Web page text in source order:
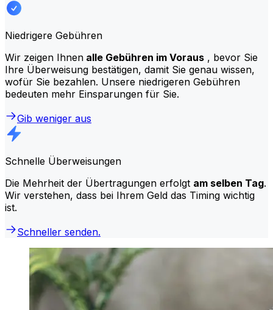
Niedrigere Gebühren
Wir zeigen Ihnen alle Gebühren im Voraus , bevor Sie
Ihre Überweisung bestätigen, damit Sie genau wissen,
wofür Sie bezahlen. Unsere niedrigeren Gebühren
bedeuten mehr Einsparungen für Sie.
Gib weniger aus
Schnelle Überweisungen
Die Mehrheit der Übertragungen erfolgt am selben Tag.
Wir verstehen, dass bei Ihrem Geld das Timing wichtig
ist.
Schneller senden.